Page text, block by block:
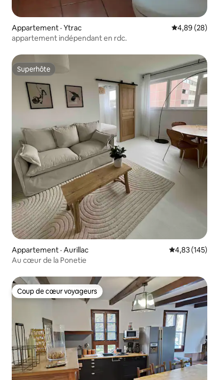
Appartement · Ytrac Note
4,89 (28)
appartement indépendant en rdc.
Superhôte
Superhôte
Appartement · Aurillac Note
4,83 (145)
Au cœur de la Ponetie
Coup de cœur voyageurs
Coup de cœur voyageurs